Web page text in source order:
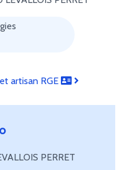
artisan RGE
PERRET